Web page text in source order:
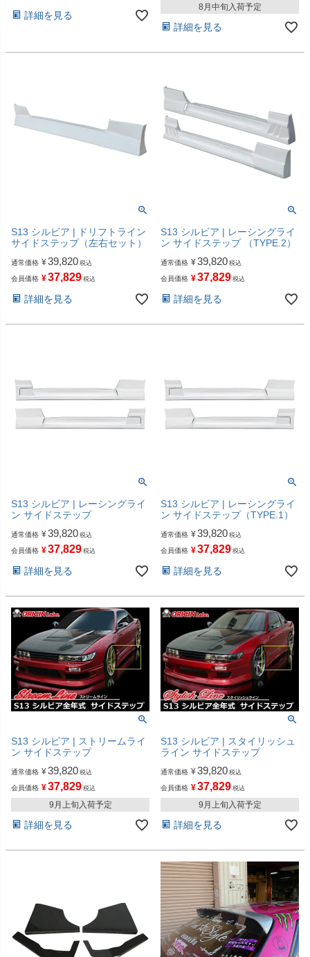
詳細を見る
8月中旬入荷予定
詳細を見る
S13 シルビア | ドリフトライン
サイドステップ（左右セット）
通常価格 ¥39,820 税込
会員価格 ¥37,829 税込
詳細を見る
S13 シルビア | レーシングライ
ン サイドステップ （TYPE.2）
通常価格 ¥39,820 税込
会員価格 ¥37,829 税込
詳細を見る
S13 シルビア | レーシングライ
ン サイドステップ
通常価格 ¥39,820 税込
会員価格 ¥37,829 税込
詳細を見る
S13 シルビア | レーシングライ
ン サイドステップ（TYPE.1）
通常価格 ¥39,820 税込
会員価格 ¥37,829 税込
詳細を見る
S13 シルビア | ストリームライ
ン サイドステップ
通常価格 ¥39,820 税込
会員価格 ¥37,829 税込
9月上旬入荷予定
詳細を見る
S13 シルビア | スタイリッシュ
ライン サイドステップ
通常価格 ¥39,820 税込
会員価格 ¥37,829 税込
9月上旬入荷予定
詳細を見る